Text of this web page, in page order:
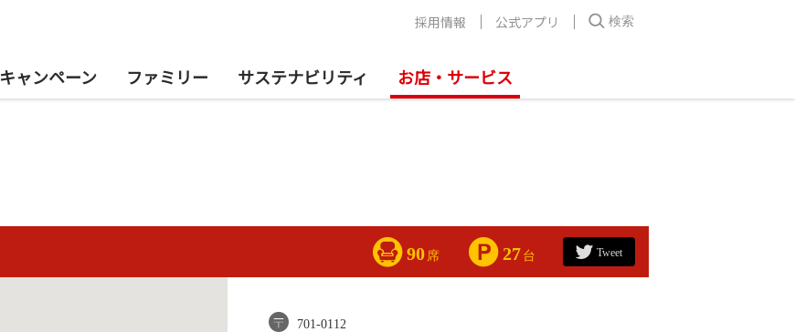
キャンペーン ファミリー サステナビリティ お店・サービス
採用情報 公式アプリ 検索
90 席 27 台 Tweet
701-0112